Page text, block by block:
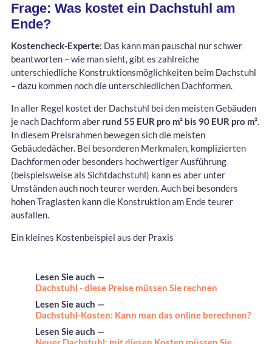
Frage: Was kostet ein Dachstuhl am
Ende?
Kostencheck-Experte: Das kann man pauschal nur schwer
beantworten – wie man sieht, gibt es zahlreiche
unterschiedliche Konstruktionsmöglichkeiten beim Dachstuhl
– dazu kommen noch die unterschiedlichen Dachformen.
In aller Regel kostet der Dachstuhl bei den meisten Gebäuden
je nach Dachform aber rund 55 EUR pro m² bis 90 EUR pro m².
In diesem Preisrahmen bewegen sich die meisten
Gebäudedächer. Bei besonderen Merkmalen, komplizierten
Dachformen oder besonders hochwertiger Ausführung
(beispielsweise als Sichtdachstuhl) kann es aber unter
Umständen auch noch teurer werden. Auch bei besonders
hohen Traglasten kann die Konstruktion am Ende teurer
ausfallen.
Ein kleines Kostenbeispiel aus der Praxis
Lesen Sie auch —
Dachstuhl - diese Preise müssen Sie rechnen
Lesen Sie auch —
Dachstuhl-Kosten: Kann man das online berechnen?
Lesen Sie auch —